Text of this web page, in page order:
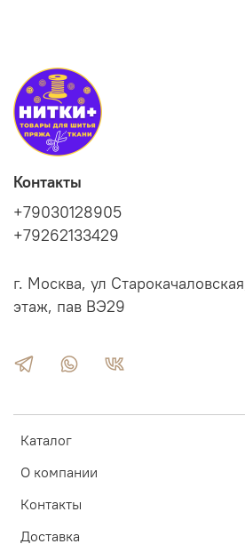
Каталог
О компании
Контакты
Доставка
Контакты
+79030128905
+79262133429
г. Москва, ул
этаж, пав ВЭ29